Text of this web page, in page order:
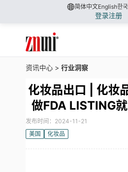
简体中文English한
登录注册
资讯中心 > 行业洞察
化妆品出口 | 化妆
做FDA LISTING就
发布时间：2024-11-21
美国
化妆品